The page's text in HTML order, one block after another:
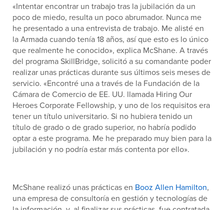
«Intentar encontrar un trabajo tras la jubilación da un
poco de miedo, resulta un poco abrumador. Nunca me
he presentado a una entrevista de trabajo. Me alisté en
la Armada cuando tenía 18 años, así que esto es lo único
que realmente he conocido», explica McShane. A través
del programa SkillBridge, solicitó a su comandante poder
realizar unas prácticas durante sus últimos seis meses de
servicio. «Encontré una a través de la Fundación de la
Cámara de Comercio de EE. UU. llamada Hiring Our
Heroes Corporate Fellowship, y uno de los requisitos era
tener un título universitario. Si no hubiera tenido un
título de grado o de grado superior, no habría podido
optar a este programa. Me he preparado muy bien para la
jubilación y no podría estar más contenta por ello».
McShane realizó unas prácticas en Booz Allen Hamilton,
una empresa de consultoría en gestión y tecnologías de